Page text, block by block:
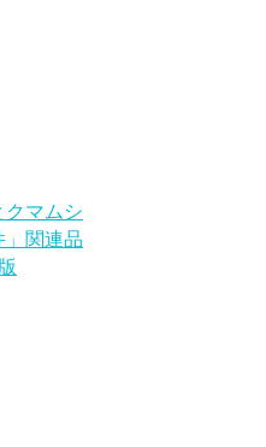
マムシ
」関連品